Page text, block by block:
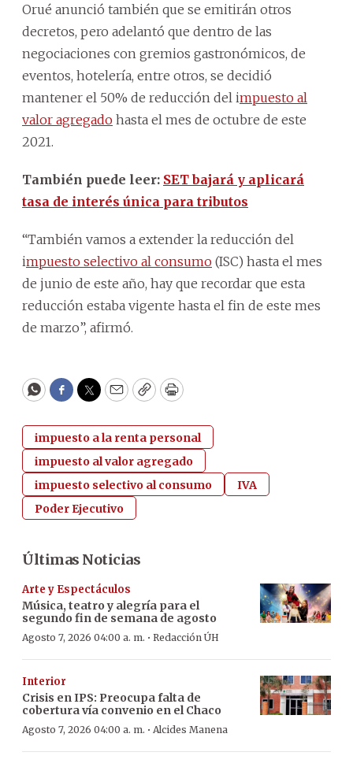
Orué anunció también que se emitirán otros
decretos, pero adelantó que dentro de las
negociaciones con gremios gastronómicos, de
eventos, hotelería, entre otros, se decidió
mantener el 50% de reducción del impuesto al
valor agregado hasta el mes de octubre de este
2021.
También puede leer: SET bajará y aplicará
tasa de interés única para tributos
“También vamos a extender la reducción del
impuesto selectivo al consumo (ISC) hasta el mes
de junio de este año, hay que recordar que esta
reducción estaba vigente hasta el fin de este mes
de marzo”, afirmó.
WhatsApp
Facebook
Twitter
EmailCopyPrint
impuesto a la renta personal
impuesto al valor agregado
impuesto selectivo al consumo
IVA
Poder Ejecutivo
Últimas Noticias
Arte y Espectáculos
Música, teatro y alegría para el
segundo fin de semana de agosto
Agosto 7, 2026 04:00 a. m. · Redacción ÚH
Interior
Crisis en IPS: Preocupa falta de
cobertura vía convenio en el Chaco
Agosto 7, 2026 04:00 a. m. · Alcides Manena